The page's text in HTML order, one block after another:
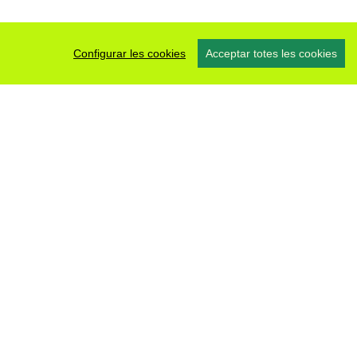
Configurar les cookies Acceptar totes les cookies